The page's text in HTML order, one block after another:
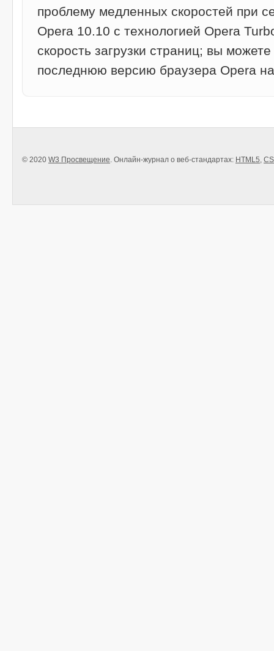
проблему медленных скоростей при
Opera 10.10 с технологией Opera
скорость загрузки страниц; вы
последнюю версию браузера Opera
© 2020 W3 Просвещение. Онлайн-журнал о веб-стандартах: HTML5,